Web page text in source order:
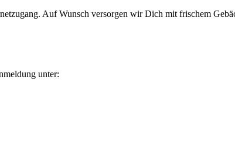
Auf Wunsch versorgen wir Dich mit frischem
unter: